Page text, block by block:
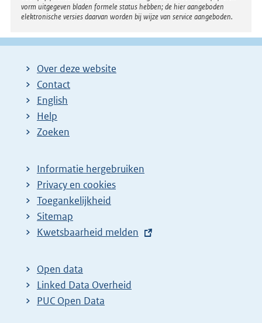
vorm uitgegeven bladen formele status hebben; de hier aangeboden
elektronische versies daarvan worden bij wijze van service aangeboden.
Over deze website
Contact
English
Help
Zoeken
Informatie hergebruiken
Privacy en cookies
Toegankelijkheid
Sitemap
E
t
e
r
Kwetsbaarheid melden
Open data
Linked Data Overheid
PUC Open Data